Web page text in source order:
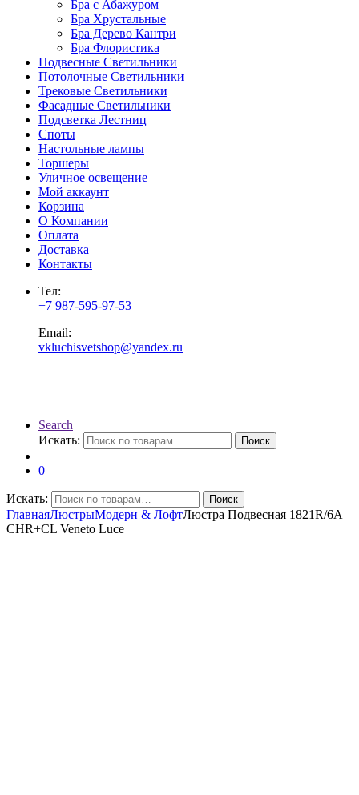
Бра с Абажуром
Бра Хрустальные
Бра Дерево Кантри
Бра Флористика
Подвесные Светильники
Потолочные Светильники
Трековые Светильники
Фасадные Светильники
Подсветка Лестниц
Споты
Настольные лампы
Торшеры
Уличное освещение
Мой аккаунт
Корзина
О Компании
Оплата
Доставка
Контакты
Тел:
+7 987-595-97-53
Email:
vkluchisvetshop@yandex.ru
Search
Искать:
Поиск
0
Искать: Поиск
ГлавнаяЛюстрыМодерн & ЛофтЛюстра Подвесная 1821R/6A
CHR+CL Veneto Luce